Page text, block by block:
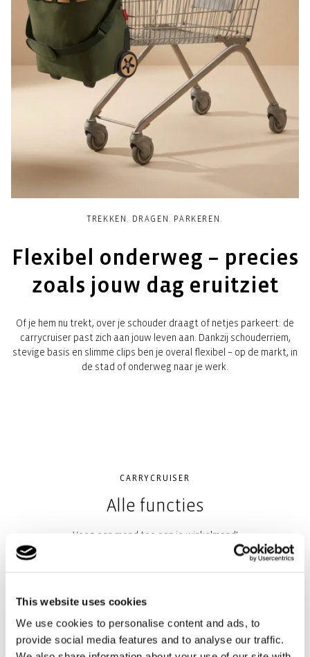
This website uses cookies
We use cookies to personalise content and ads, to
provide social media features and to analyse our traffic.
TREKKEN. DRAGEN. PARKEREN.
Flexibel onderweg – precies
zoals jouw dag eruitziet
Of je hem nu trekt, over je schouder draagt of netjes parkeert: de
carrycruiser past zich aan jouw leven aan. Dankzij schouderriem,
stevige basis en slimme clips ben je overal flexibel – op de markt, in
de stad of onderweg naar je werk.
CARRYCRUISER
Alle functies
Voeg een mand toe aan je winkelmand!
Upgrade je winkelwagen: makkelijk aan de voorkant te
bevestigen.